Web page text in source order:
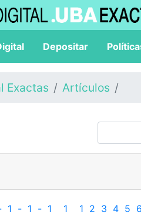
Depositar
Exactas Artículos
1 - 1 - 1 1 1 2 3 4 5 6